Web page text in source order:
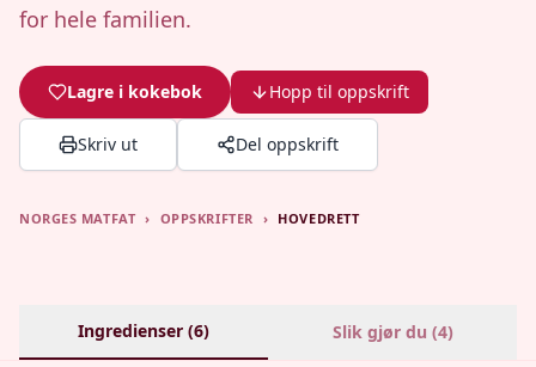
for hele familien.
Lagre i kokebok Hopp til oppskrift
Skriv ut Del oppskrift
NORGES MATFAT › OPPSKRIFTER › HOVEDRETT
Ingredienser (6) Slik gjør du (4)